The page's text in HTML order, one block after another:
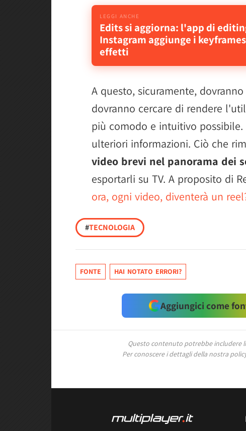
Edits si aggiorna: l'app di
Instagram aggiunge i
effetti
A questo, sicuramente,
dovranno cercare di rendere
più comodo e intuitivo
ulteriori informazioni. Ciò che
video brevi nel panorama dei
esportarli su TV. A proposito di
ora, ogni video, diventerà un
#TECNOLOGIA
FONTE HAI NOTATO ERRORI?
Aggiungici come
Questo contenuto potrebbe includere
Per conoscere i dettagli della nostra